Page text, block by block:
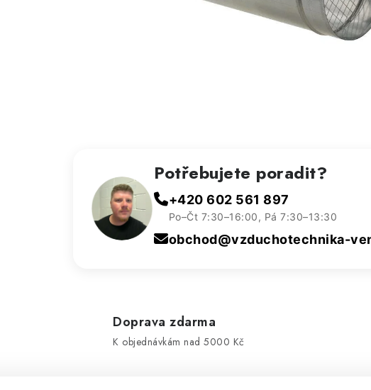
Potřebujete poradit?
+420 602 561 897
Po–Čt 7:30–16:00, Pá 7:30–13:30
obchod@vzduchotechnika-
Doprava zdarma
K objednávkám nad 5000 Kč